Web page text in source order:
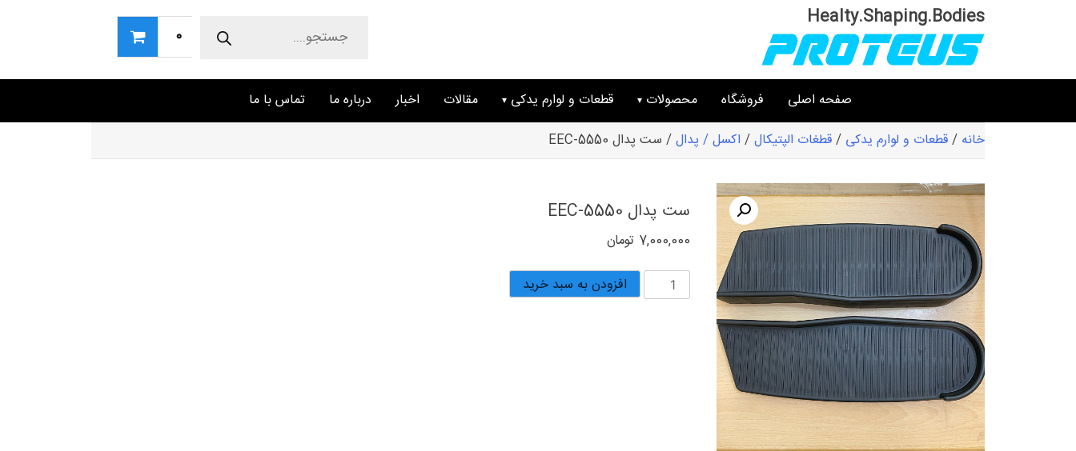
Healty.Shaping.Bodies
search
0
صفحه اصلی فروشگاه محصولات قطعات و لوارم یدکی مقالات اخبار درباره ما
تماس با ما
خانه /قطعات و لوارم یدکی /قطغات الپتیکال/ اکسل / پدال/ ست پدال EEC-5550
ست پدال EEC-5550
7,000,000 تومان
ست
پدال
افزودن به سبد خرید